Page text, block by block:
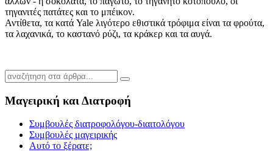
τηγανιτές πατάτες και το μπέικον.
Αντίθετα, τα κατά Yale λιγότερο εθιστικά τρόφιμα είναι τα φρούτα,
τα λαχανικά, το καστανό ρύζι, τα κράκερ και τα αυγά.
Μαγειρική και Διατροφή
Συμβουλές διατροφολόγου-διαιτολόγου
Συμβουλές μαγειρικής
Αυτό το ξέρατε;